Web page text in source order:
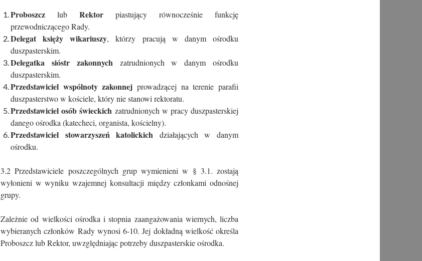
Proboszcz lub Rektor piastujący równocześnie funkcję
przewodniczącego Rady.
Delegat księży wikariuszy, którzy pracują w danym ośrodku
duszpasterskim.
Delegatka sióstr zakonnych zatrudnionych w danym ośrodku
duszpasterskim.
Przedstawiciel wspólnoty zakonnej prowadzącej na terenie parafii
duszpasterstwo w kościele, który nie stanowi rektoratu.
Przedstawiciel osób świeckich zatrudnionych w pracy duszpasterskiej
danego ośrodka (katecheci, organista, kościelny).
Przedstawiciel stowarzyszeń katolickich działających w danym
ośrodku.
3.2 Przedstawiciele poszczególnych grup wymienieni w § 3.1. zostają
wyłonieni w wyniku wzajemnej konsultacji między członkami odnośnej
grupy.
Zależnie od wielkości ośrodka i stopnia zaangażowania wiernych, liczba
wybieranych członków Rady wynosi 6-10. Jej dokładną wielkość określa
Proboszcz lub Rektor, uwzględniając potrzeby duszpasterskie ośrodka.